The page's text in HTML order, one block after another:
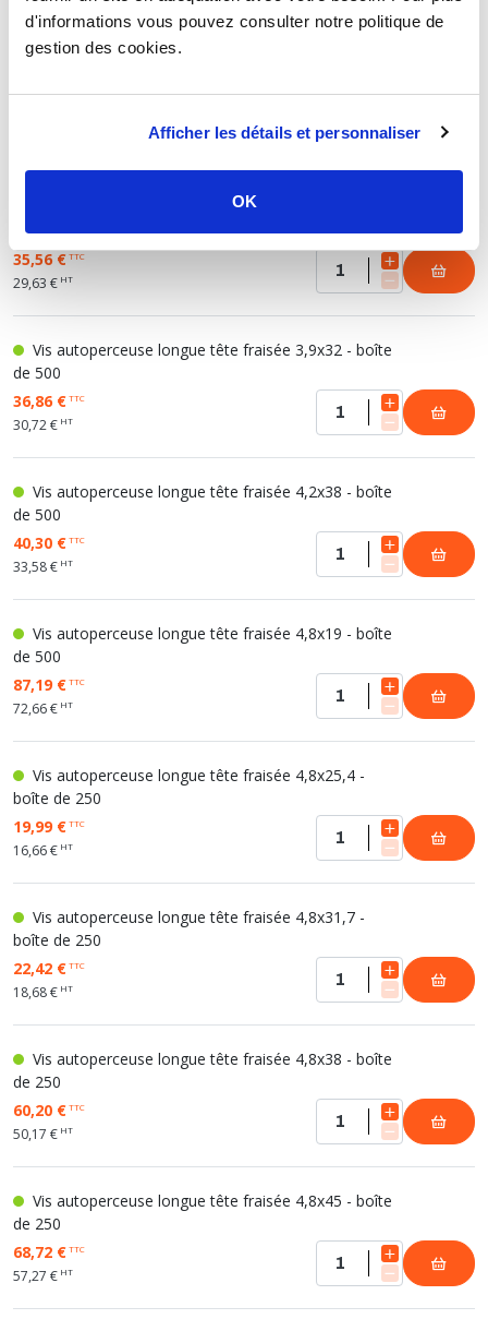
d'informations vous pouvez consulter notre politique de
gestion des cookies.
Afficher les détails et personnaliser
OK
boîte de 500
Vis autoperceuse longue tête fraisée 3,9x25,4 -
boîte de 500
35,56 €TTC
29,63 € HT
Vis autoperceuse longue tête fraisée 3,9x32 - boîte
de 500
36,86 €TTC
30,72 € HT
Vis autoperceuse longue tête fraisée 4,2x38 - boîte
de 500
40,30 €TTC
33,58 € HT
Vis autoperceuse longue tête fraisée 4,8x19 - boîte
de 500
87,19 €TTC
72,66 € HT
Vis autoperceuse longue tête fraisée 4,8x25,4 -
boîte de 250
19,99 €TTC
16,66 € HT
Vis autoperceuse longue tête fraisée 4,8x31,7 -
boîte de 250
22,42 €TTC
18,68 € HT
Vis autoperceuse longue tête fraisée 4,8x38 - boîte
de 250
60,20 €TTC
50,17 € HT
Vis autoperceuse longue tête fraisée 4,8x45 - boîte
de 250
68,72 €TTC
57,27 € HT